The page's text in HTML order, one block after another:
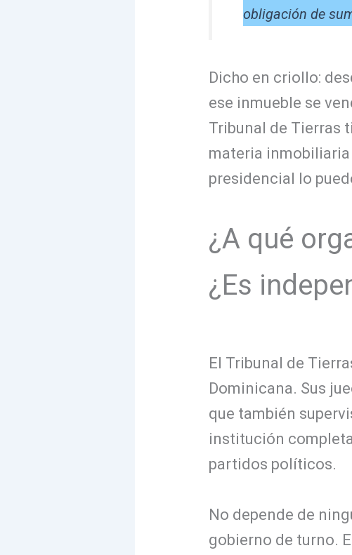
obligación de
Dicho en criollo:
ese inmueble se
Tribunal de Tierras
materia
presidencial lo
¿A qué
¿Es
El Tribunal de
Dominicana. Sus
que también
institución
partidos políticos.
No depende de
gobierno de turno.